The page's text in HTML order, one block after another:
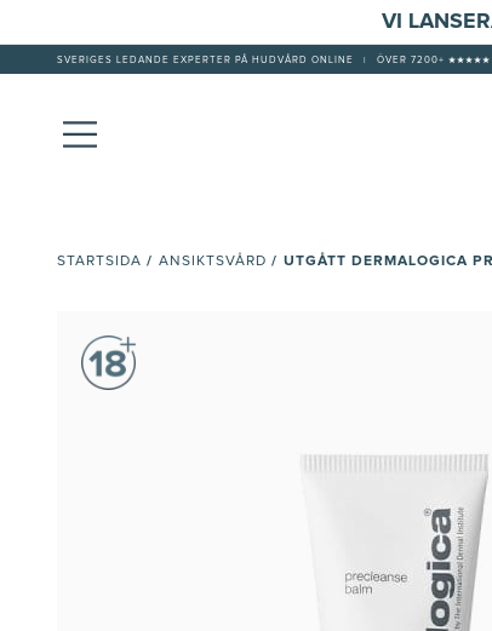
VI
SVERIGES LEDANDE EXPERTER PÅ HUDVÅRD ONLINE ÖVER 7200+ ★★★★★
STARTSIDA / ANSIKTSVÅRD / UTGÅTT DERMALOGICA